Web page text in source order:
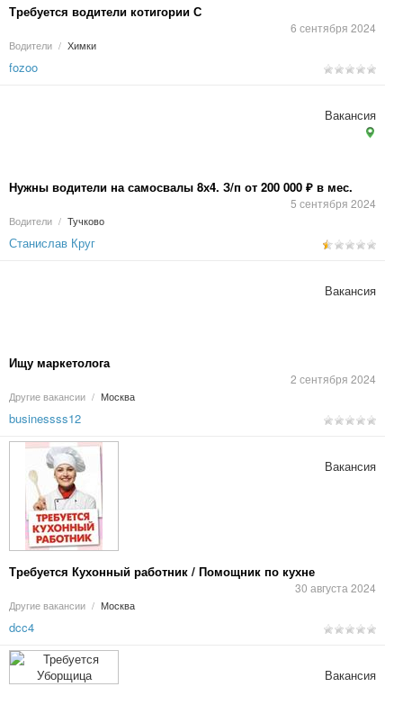
Требуется водители котигории С
6 сентября 2024
Водители / Химки
fozoo
Нужны водители на самосвалы 8х4. З/п от 200 000 ₽ в мес.
5 сентября 2024
Водители / Тучково
Вакансия
Станислав Круг
Ищу маркетолога
2 сентября 2024
Другие вакансии / Москва
Вакансия
businessss12
Требуется Кухонный работник / Помощник по кухне
30 августа 2024
Другие вакансии / Москва
Вакансия
dcc4
Вакансия